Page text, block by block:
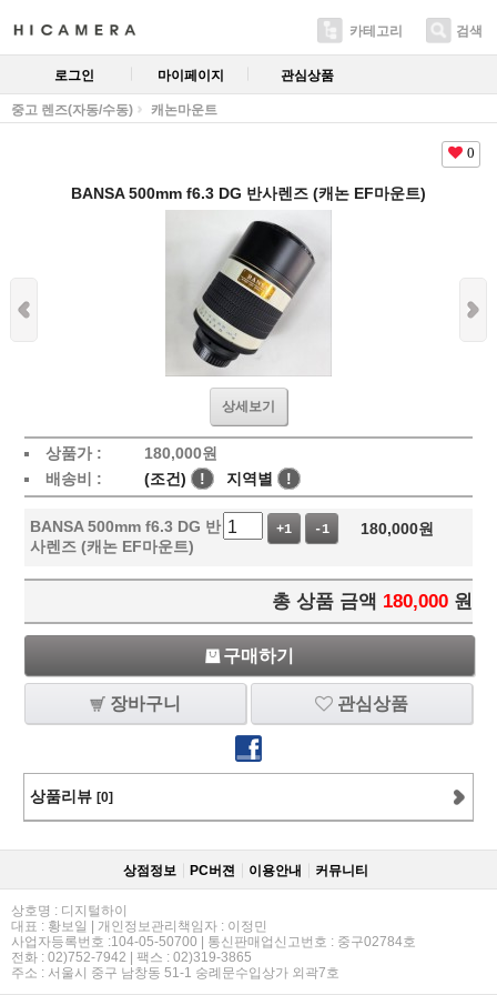
카테고리 검색
로그인 마이페이지 관심상품
중고 렌즈(자동/수동) 캐논마운트
0
BANSA 500mm f6.3 DG 반사렌즈 (캐논 EF마운트)
상세보기
상품가 : 180,000원
배송비 :
(조건) ! 지역별 !
BANSA 500mm f6.3 DG 반
사렌즈 (캐논 EF마운트)
+1 -1 180,000원
총 상품 금액 180,000 원
구매하기
장바구니 관심상품
상품리뷰 [0]
상점정보 PC버젼 이용안내 커뮤니티
상호명 : 디지털하이
대표 : 황보일 | 개인정보관리책임자 : 이정민
사업자등록번호 :104-05-50700 | 통신판매업신고번호 : 중구02784호
전화 : 02)752-7942 | 팩스 : 02)319-3865
주소 : 서울시 중구 남창동 51-1 숭례문수입상가 외곽7호